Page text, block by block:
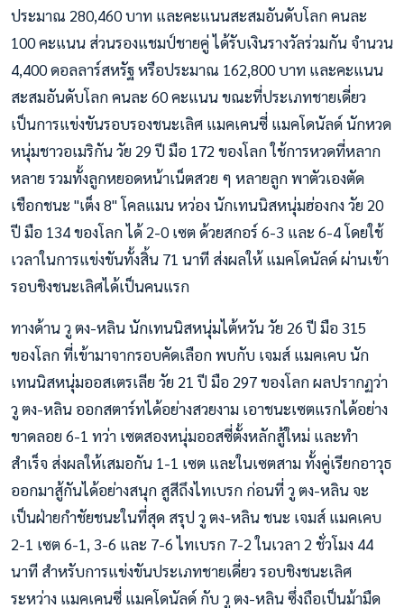
ประมาณ 280,460 บาท และคะแนนสะสมอันดับโลก คนละ
100 คะแนน ส่วนรองแชมป์ชายคู่ ได้รับเงินรางวัลร่วมกัน จำนวน
4,400 ดอลลาร์สหรัฐ หรือประมาณ 162,800 บาท และคะแนน
สะสมอันดับโลก คนละ 60 คะแนน ขณะที่ประเภทชายเดี่ยว
เป็นการแข่งขันรอบรองชนะเลิศ แมคเคนซี่ แมคโดนัลด์ นักหวด
หนุ่มชาวอเมริกัน วัย 29 ปี มือ 172 ของโลก ใช้การหวดที่หลาก
หลาย รวมทั้งลูกหยอดหน้าเน็ตสวย ๆ หลายลูก พาตัวเองตัด
เชือกชนะ "เต็ง 8" โคลแมน หว่อง นักเทนนิสหนุ่มฮ่องกง วัย 20
ปี มือ 134 ของโลก ได้ 2-0 เซต ด้วยสกอร์ 6-3 และ 6-4 โดยใช้
เวลาในการแข่งขันทั้งสิ้น 71 นาที ส่งผลให้ แมคโดนัลด์ ผ่านเข้า
รอบชิงชนะเลิศได้เป็นคนแรก
ทางด้าน วู ตง-หลิน นักเทนนิสหนุ่มไต้หวัน วัย 26 ปี มือ 315
ของโลก ที่เข้ามาจากรอบคัดเลือก พบกับ เจมส์ แมคเคบ นัก
เทนนิสหนุ่มออสเตรเลีย วัย 21 ปี มือ 297 ของโลก ผลปรากฏว่า
วู ตง-หลิน ออกสตาร์ทได้อย่างสวยงาม เอาชนะเซตแรกได้อย่าง
ขาดลอย 6-1 ทว่า เซตสองหนุ่มออสซี่ตั้งหลักสู้ใหม่ และทำ
สำเร็จ ส่งผลให้เสมอกัน 1-1 เซต และในเซตสาม ทั้งคู่เรียกอาวุธ
ออกมาสู้กันได้อย่างสนุก สูสีถึงไทเบรก ก่อนที่ วู ตง-หลิน จะ
เป็นฝ่ายกำชัยชนะในที่สุด สรุป วู ตง-หลิน ชนะ เจมส์ แมคเคบ
2-1 เซต 6-1, 3-6 และ 7-6 ไทเบรก 7-2 ในเวลา 2 ชั่วโมง 44
นาที สำหรับการแข่งขันประเภทชายเดี่ยว รอบชิงชนะเลิศ
ระหว่าง แมคเคนซี่ แมคโดนัลด์ กับ วู ตง-หลิน ซึ่งถือเป็นม้ามืด